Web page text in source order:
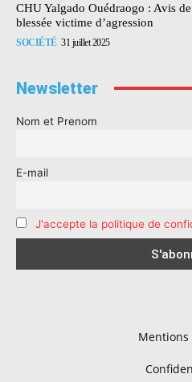
CHU Yalgado Ouédraogo : Avis
blessée victime d’agression
SOCIÉTÉ 31 juillet 2025
Newsletter
Nom et Prenom
E-mail
J'accepte la politique de
Mentions